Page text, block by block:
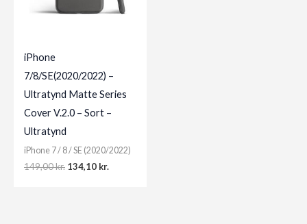
iPhone
7/8/SE(2020/2022) –
Ultratynd Matte Series
Cover V.2.0 – Sort –
Ultratynd
iPhone 7 / 8 / SE (2020/2022)
149,00kr. Original
134,10 kr.